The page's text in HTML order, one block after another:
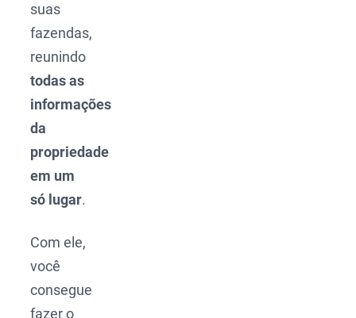
suas
fazendas,
reunindo
todas as
informações
da
propriedade
em um
só lugar.
Com ele,
você
consegue
fazer o